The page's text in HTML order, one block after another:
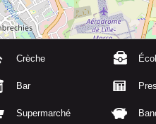
Crèche
Bar
Supermarché